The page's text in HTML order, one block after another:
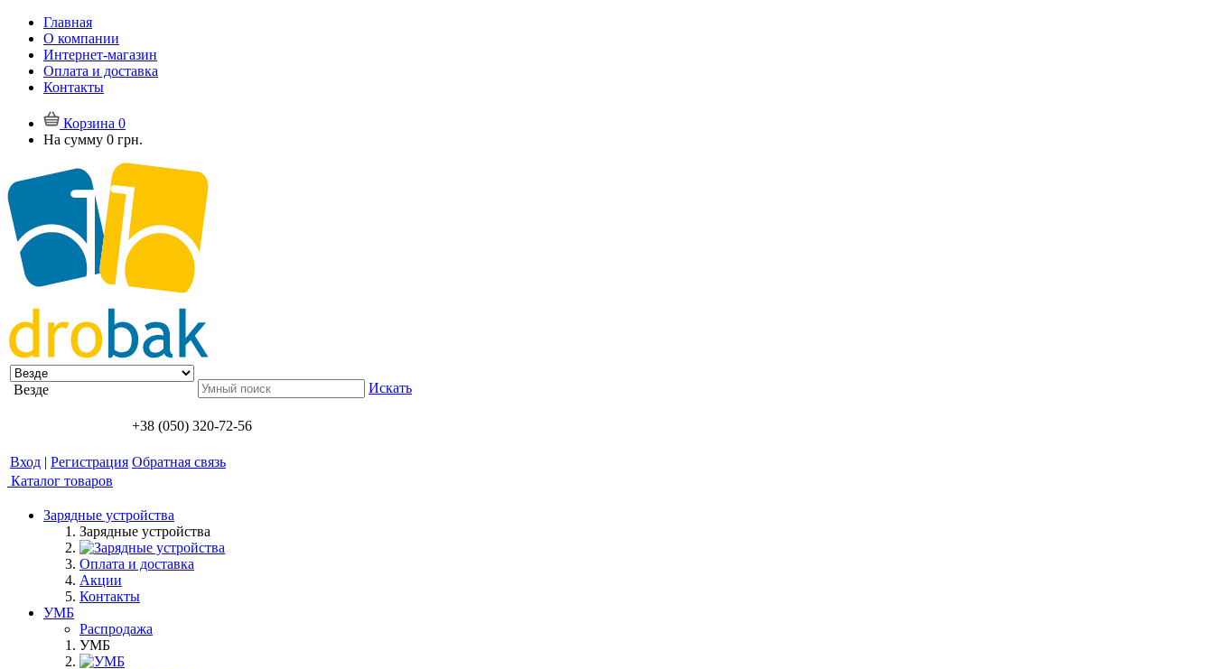
Главная
О компании
Интернет-магазин
Оплата и доставка
Контакты
Корзина 0
На сумму 0 грн.
Везде Искать
+38 (050) 320-72-56
Вход | Регистрация Обратная связь
Каталог товаров
Зарядные устройства
Зарядные устройства
Оплата и доставка
Акции
Контакты
УМБ
Распродажа
УМБ